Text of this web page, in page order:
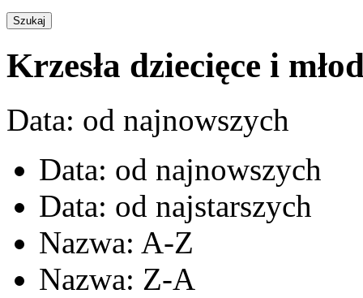
Krzesła dziecięce i
Data: od najnowszych
Data: od najnowszych
Data: od najstarszych
Nazwa: A-Z
Nazwa: Z-A